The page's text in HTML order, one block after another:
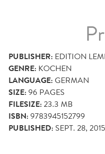
PUBLISHER: EDITION
GENRE: KOCHEN
LANGUAGE:GERMAN
SIZE:96 PAGES
FILESIZE:23.3 MB
ISBN:9783945152799
PUBLISHED: SEPT. 28, 2015